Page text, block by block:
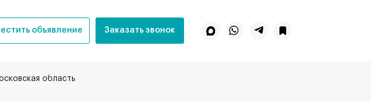
объявление Заказать звонок
область